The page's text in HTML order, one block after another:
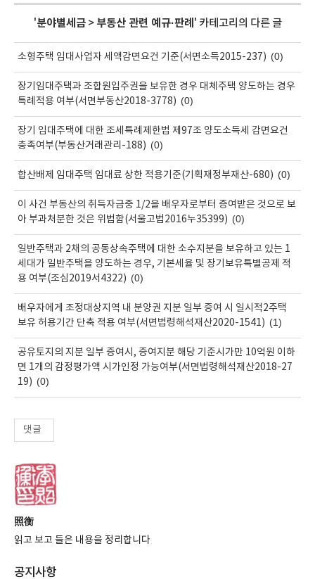
'분야별세금> 부동산 관련 예규·판례 ' 카테고리의 다른 글
소형주택 임대사업자 세액감면요건 기준(서면소득2015-237) (0)
장기임대주택과 조합원입주권을 보유한 경우 대체주택 양도하는 경우
특례적용 여부(서면부동산2018-3778) (0)
장기 임대주택에 대한 조세특례제한법 제97조 양도소득세 감면요건
충족여부(부동산거래관리-188) (0)
합산배제 임대주택 임대료 상한 적용기준(기획재정부재산-680) (0)
이 사건 부동산의 취득자금중 1/2을 배우자로부터 증여받은 것으로 보
아 부과처분한 것은 위법함(서울고법2016누35399) (0)
일반주택과 2채의 공동상속주택에 대한 소수지분을 보유하고 있는 1
세대가 일반주택을 양도하는 경우, 기본세율 및 장기보유특별공제 적
용 여부(조심2019서4322) (0)
배우자에게 조정대상지역 내 분양권 지분 일부 증여 시 일시적2주택
보유 허용기간 단축 적용 여부(서면법령해석재산2020-1541) (1)
공유토지의 지분 일부 증여시, 증여지분 해당 기준시가만 10억원 이하
면 1개의 감정평가액 시가인정 가능여부(서면법령해석재산2018-27
19) (0)
댓글
照衡
읽고 보고 들은 내용을 정리합니다
공지사항